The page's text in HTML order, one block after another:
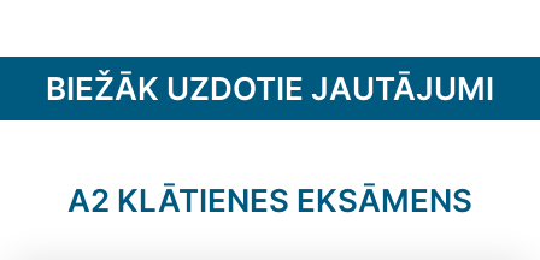
BIEŽĀK UZDOTIE JAUTĀJUMI
A2 KLĀTIENES EKSĀMENS